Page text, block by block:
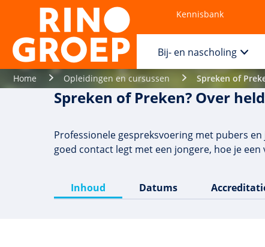
Kennisbank
Bij- en nascholing
Home Opleidingen en cursussen Spreken of
Spreken of Preken? Over
Professionele gespreksvoering met pubers
goed contact legt met een jongere, hoe je
Inhoud Datums